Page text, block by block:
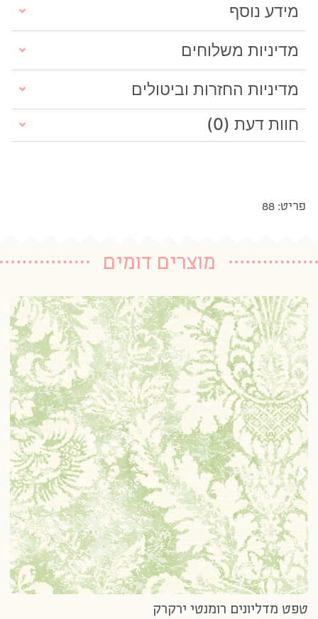
מידע נוסף
מדיניות משלוחים
מדיניות החזרות וביטולים
חוות דעת (0)
פריט: 88
מוצרים דומים
טפט מדליונים רומנטי ירקרק